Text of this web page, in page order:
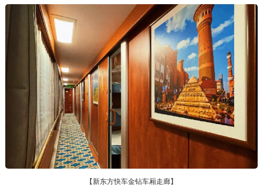
【新东方快车金钻车厢走廊】